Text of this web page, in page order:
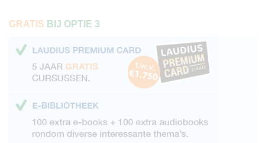
GRATIS BIJ OPTIE 3